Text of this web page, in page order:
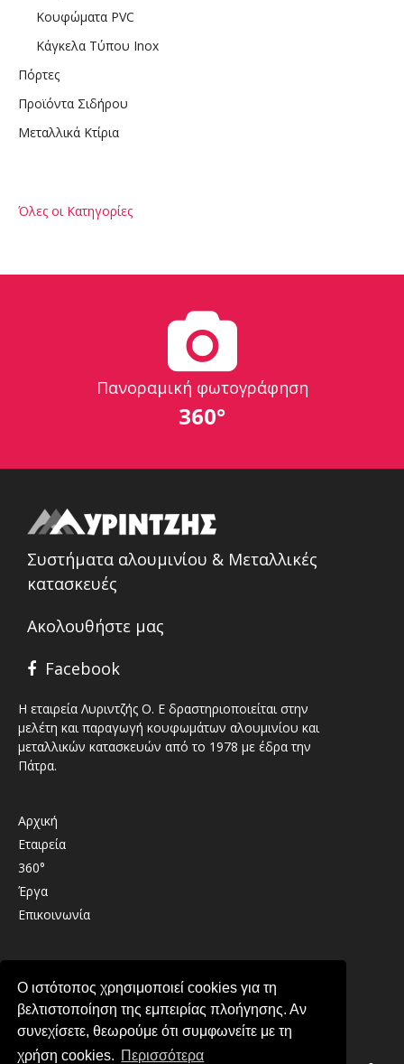
Ο ιστότοπος χρησιμοποιεί cookies για τη
βελτιστοποίηση της εμπειρίας πλοήγησης. Αν
συνεχίσετε, θεωρούμε ότι συμφωνείτε με τη
χρήση cookies. Περισσότερα
Κουφώματα PVC
Κάγκελα Τύπου Inox
Πόρτες
Προϊόντα Σιδήρου
Μεταλλικά Κτίρια
Όλες οι Κατηγορίες
Πανοραμική φωτογράφηση
360°
Συστήματα αλουμινίου & Μεταλλικές
κατασκευές
Ακολουθήστε μας
Facebook
Η εταιρεία Λυριντζής Ο. Ε δραστηριοποιείται στην
μελέτη και παραγωγή κουφωμάτων αλουμινίου και
μεταλλικών κατασκευών από το 1978 με έδρα την
Πάτρα.
Αρχική
Εταιρεία
360°
Έργα
Επικοινωνία
2610 439489
info@lirintzis.gr